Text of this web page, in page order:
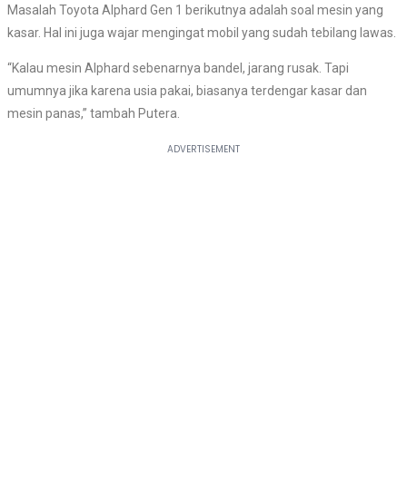
Masalah Toyota Alphard Gen 1 berikutnya adalah soal mesin yang
kasar. Hal ini juga wajar mengingat mobil yang sudah tebilang lawas.
“Kalau mesin Alphard sebenarnya bandel, jarang rusak. Tapi
umumnya jika karena usia pakai, biasanya terdengar kasar dan
mesin panas,” tambah Putera.